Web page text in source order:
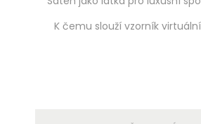
K čemu slouží vzorník